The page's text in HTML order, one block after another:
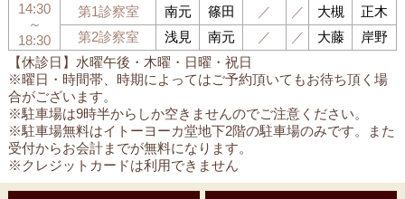
【休診日】水曜午後・木曜・日曜・祝日
※曜日・時間帯、時期によってはご予約頂いてもお待ち頂く場
合がございます。
※駐車場は9時半からしか空きませんのでご注意ください。
※駐車場無料はイトーヨーカ堂地下2階の駐車場のみです。また
受付からお会計までが無料になります。
※クレジットカードは利用できません
14:30
～
18:30
第1診察室 南元 篠田 ／ ／ 大槻
正木
第2診察室
浅見 南元 ／ ／ 大藤 岸野